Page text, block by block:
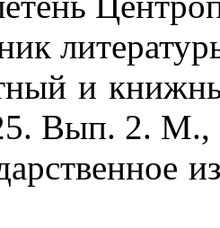
и
Вып. 2. М.,